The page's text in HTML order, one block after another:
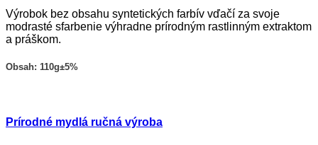
Výrobok bez obsahu syntetických farbív vďačí za svoje
modrasté sfarbenie výhradne prírodným rastlinným extraktom
a práškom.
Obsah: 110g±5%
Prírodné mydlá ručná výroba